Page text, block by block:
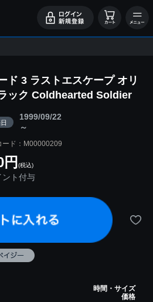
ド 3 ラストエスケープ オリ
ック Coldhearted Soldier
1999/09/22
～
ード：M00000209
円 (税込)
ント付与
時間・サイズ
価格